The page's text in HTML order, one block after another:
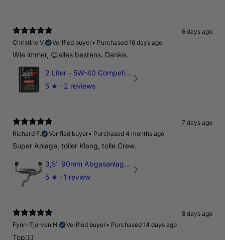
6 days ago
Christine V.
Verified buyer• Purchased 16 days ago
Wie immer, 😊alles bestens. Danke.
2 Liter - 5W-40 Competition 300V Motul Motoröl
5 ★ · 2 reviews
7 days ago
Richard F.
Verified buyer• Purchased 4 months ago
Super Anlage, toller Klang, tolle Crew.
3,5" 90mm Abgasanlage AUDI RSQ3 DNWA 2.5 TFSI
5 ★ · 1 review
8 days ago
Fynn-Tjorven H.
Verified buyer• Purchased 14 days ago
Top👍🏼